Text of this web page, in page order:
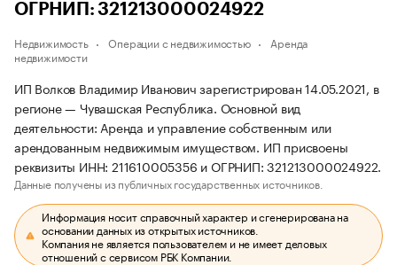
ОГРНИП: 321213000024922
Недвижимость Операции с недвижимостью
Аренда
недвижимости
ИП Волков Владимир Иванович зарегистрирован 14.05.2021, в
регионе — Чувашская Республика. Основной вид
деятельности: Аренда и управление собственным или
арендованным недвижимым имуществом. ИП присвоены
реквизиты ИНН: 211610005356 и ОГРНИП: 321213000024922.
Данные получены из публичных государственных источников.
Информация носит справочный характер и сгенерирована на
основании данных из открытых источников.
Компания не является пользователем и не имеет деловых
отношений с сервисом РБК Компании.